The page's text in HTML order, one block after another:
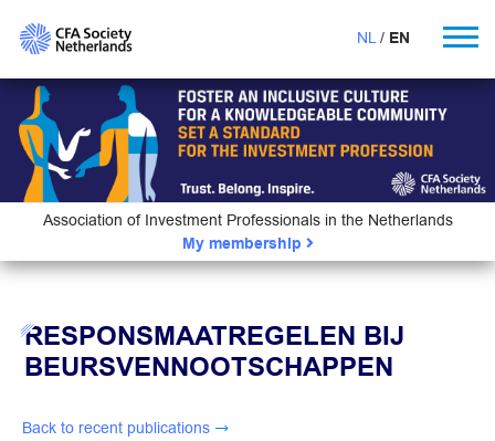
NL EN
Association of Investment Professionals in the Netherlands
My membership
RESPONSMAATREGELEN BIJ
BEURSVENNOOTSCHAPPEN
Back to recent publications